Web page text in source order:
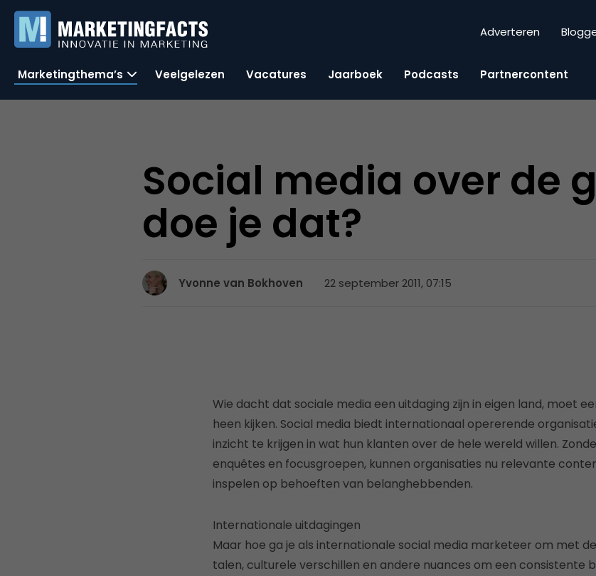
Adverteren
Marketingthema’s Veelgelezen Vacatures Jaarboek Podcasts Partnercontent
Social media over de
doe je dat?
Yvonne van Bokhoven 22 september 2011, 07:15
Wie dacht dat sociale media een uitdaging zijn in eigen land, moet
heen kijken. Social media biedt internationaal opererende
inzicht te krijgen in wat hun klanten over de hele wereld willen.
enquêtes en focusgroepen, kunnen organisaties nu relevante
inspelen op behoeften van belanghebbenden.
Internationale uitdagingen
Maar hoe ga je als internationale social media marketeer om met
talen, culturele verschillen en andere nuances om een consistente